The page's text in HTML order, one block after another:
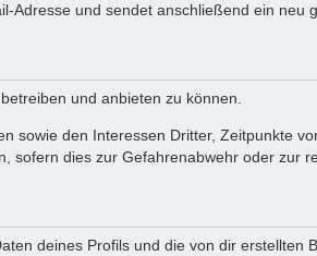
Adresse und sendet anschließend ein neu
und anbieten zu können.
sowie den Interessen Dritter, Zeitpunkte
sofern dies zur Gefahrenabwehr oder zur
deines Profils und die von dir erstellten